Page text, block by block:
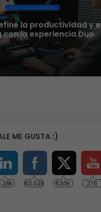
Ciberseguridad
las empresas en LATAM
que el phishing sigue
funcionando
ME GUSTA :)
63.02k 6.55k 276